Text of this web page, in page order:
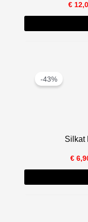
€
-43%
Silkat
€